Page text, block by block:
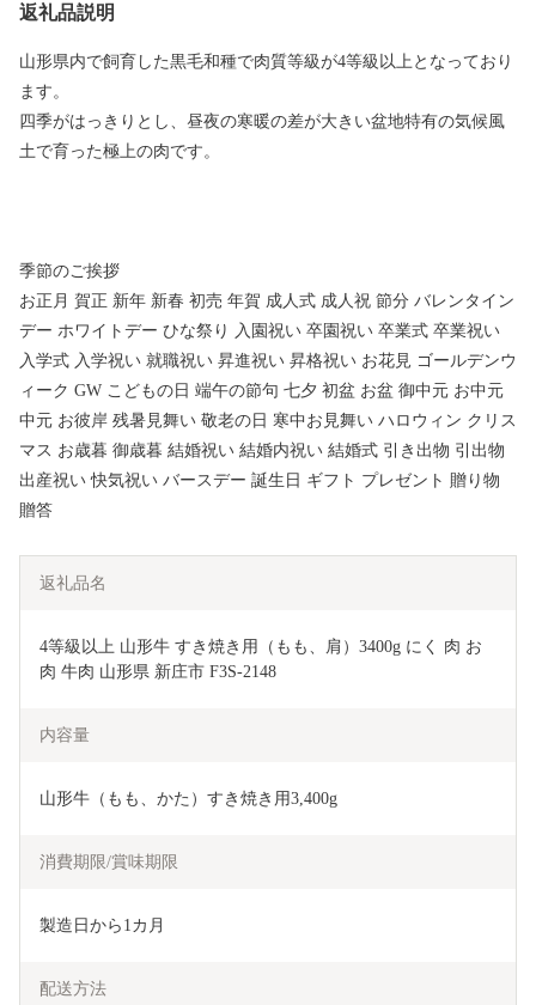
返礼品説明
山形県内で飼育した黒毛和種で肉質等級が4等級以上となっており
ます。
四季がはっきりとし、昼夜の寒暖の差が大きい盆地特有の気候風
土で育った極上の肉です。
季節のご挨拶
お正月 賀正 新年 新春 初売 年賀 成人式 成人祝 節分 バレンタイン
デー ホワイトデー ひな祭り 入園祝い 卒園祝い 卒業式 卒業祝い
入学式 入学祝い 就職祝い 昇進祝い 昇格祝い お花見 ゴールデンウ
ィーク GW こどもの日 端午の節句 七夕 初盆 お盆 御中元 お中元
中元 お彼岸 残暑見舞い 敬老の日 寒中お見舞い ハロウィン クリス
マス お歳暮 御歳暮 結婚祝い 結婚内祝い 結婚式 引き出物 引出物
出産祝い 快気祝い バースデー 誕生日 ギフト プレゼント 贈り物
贈答
返礼品名
4等級以上 山形牛 すき焼き用（もも、肩）3400g にく 肉 お
肉 牛肉 山形県 新庄市 F3S-2148
内容量
山形牛（もも、かた）すき焼き用3,400g
消費期限/賞味期限
製造日から1カ月
配送方法